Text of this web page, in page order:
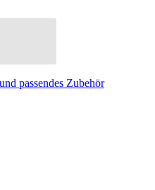
passendes Zubehör